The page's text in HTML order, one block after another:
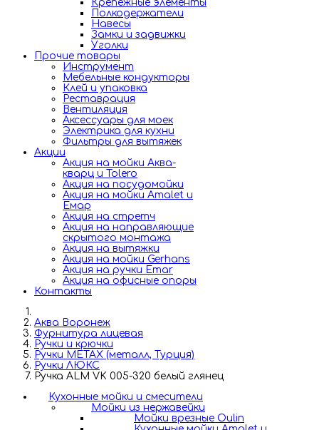
Крепежные элементы
Полкодержатели
Навесы
Замки и задвижки
Уголки
Прочие товары
Инструмент
Мебельные кондукторы
Клей и упаковка
Реставрация
Вентиляция
Аксессуары для моек
Электрика для кухни
Фильтры для вытяжек
Акции
Акция на мойки Аква-
кварц и Tolero
Акция на посудомойки
Акция на мойки Amalet и
Емар
Акция на стретч
Акция на направляющие
скрытого монтажа
Акция на вытяжки
Акция на мойки Gerhans
Акция на ручки Emar
Акция на офисные опоры
Контакты
Аква Воронеж
Фурнитура лицевая
Ручки и крючки
Ручки METAX (металл, Турция)
Ручки ЛЮКС
Ручка ALM VK 005-320 белый глянец
Кухонные мойки и смесители
Мойки из нержавейки
Мойки врезные Oulin